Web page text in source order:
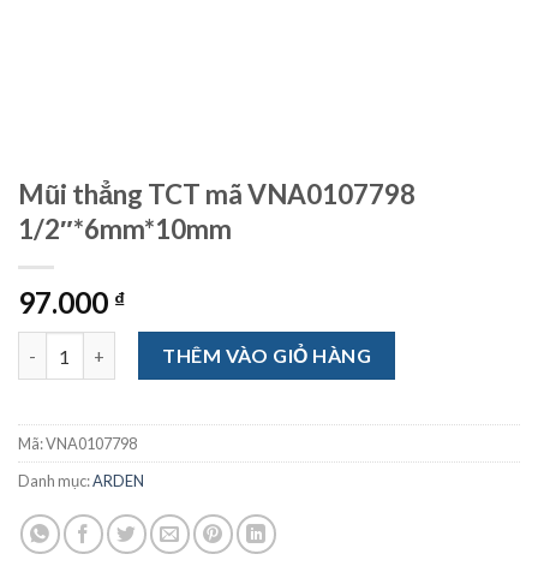
Mũi thẳng TCT mã VNA0107798
1/2″*6mm*10mm
97.000 ₫
Mũi thẳng TCT mã VNA0107798 1/2"*6mm*10mm số lượng
THÊM VÀO GIỎ HÀNG
Mã:VNA0107798
Danh mục:ARDEN